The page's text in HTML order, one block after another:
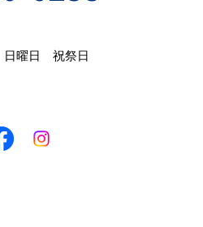
的を明示させていただきま
の対応
曜日 祝祭日